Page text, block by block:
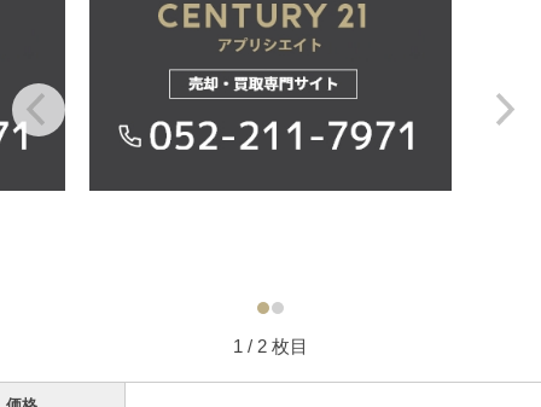
1 / 2 枚目